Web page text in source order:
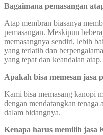
Bagaimana pemasangan
Atap membran biasanya
pemasangan. Meskipun
memasangnya sendiri, lebih
yang terlatih dan
yang tepat dan keandalan atap.
Apakah bisa memesan jasa
Kami bisa memasang kanopi
dengan mendatangkan
dalam bidangnya.
Kenapa harus memilih jasa